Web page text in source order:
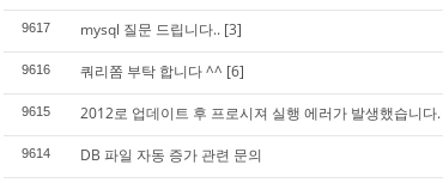
9617 mysql 질문 드립니다.. [3]
9616 쿼리쫌 부탁 합니다 ^^ [6]
9615 2012로 업데이트 후 프로시져 실행 에러가 발생했습니다.
9614 DB 파일 자동 증가 관련 문의